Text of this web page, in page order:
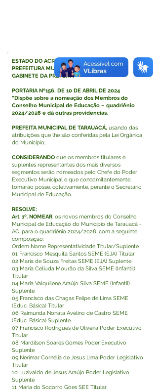
ESTADO DO ACRE
PREFEITURA MUNICIPAL DE TARAUACÁ
GABINETE DA PREFEITA
PORTARIA Nº156, DE 10 DE ABRIL DE 2024
“Dispõe sobre a nomeação dos Membros do
Conselho Municipal de Educação – quadriênio
2024/2028 e dá outras providencias.
PREFEITA MUNICIPAL DE TARAUACÁ, usando das
atribuições que lhe são conferidas pela Lei Orgânica
do Município;
CONSIDERANDO que os membros titulares e
suplentes representantes dos mais diversos
segmentos serão nomeados pelo Chefe do Poder
Executivo Municipal e que concomitantemente,
tomarão posse, coletivamente, perante o Secretário
Municipal de Educação.
RESOLVE:
Art. 1º. NOMEAR, os novos membros do Conselho
Municipal de Educação do Município de Tarauacá -
AC, para o quadriênio 2024/2028, com a seguinte
composição:
Ordem Nome Representatividade Titular/Suplente
01 Francisco Mesquita Santos SEME (EJA) Titular
02 Maria de Souza Freitas SEME (EJA) Suplente
03 Maria Celiuda Mourão da Silva SEME (Infantil)
Titular
04 Maria Valquilene Araújo Silva SEME (Infantil)
Suplente
05 Francisco das Chagas Felipe de Lima SEME
(Educ. Básica) Titular
06 Raimunda Nonata Avelino de Castro SEME
(Educ. Básica) Suplente
07 Francisco Rodrigues de Oliveira Poder Executivo
Titular
08 Mardilson Soares Gomes Poder Executivo
Suplente
09 Nerimar Cornélia de Jesus Lima Poder Legislativo
Titular
10 Luzivaldo de Jesus Araújo Poder Legislativo
Suplente
11 Maria do Socorro Góes SEE Titular